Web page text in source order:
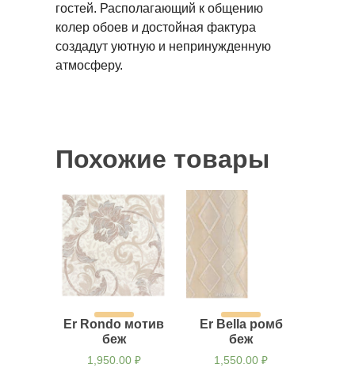
гостей. Располагающий к общению
колер обоев и достойная фактура
создадут уютную и непринужденную
атмосферу.
Похожие товары
Er Rondo мотив
беж
1,950.00 ₽
Er Bella ромб
беж
1,550.00₽